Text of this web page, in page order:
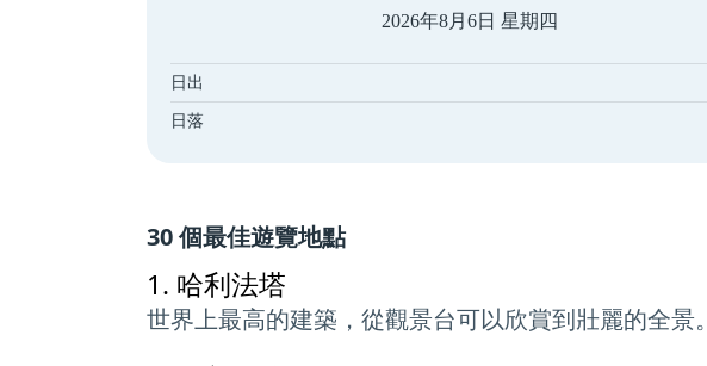
2026年8月6日 星期四
日出
日落
30 個最佳遊覽地點
1. 哈利法塔
世界上最高的建築，從觀景台可以欣賞到壯麗的全景。